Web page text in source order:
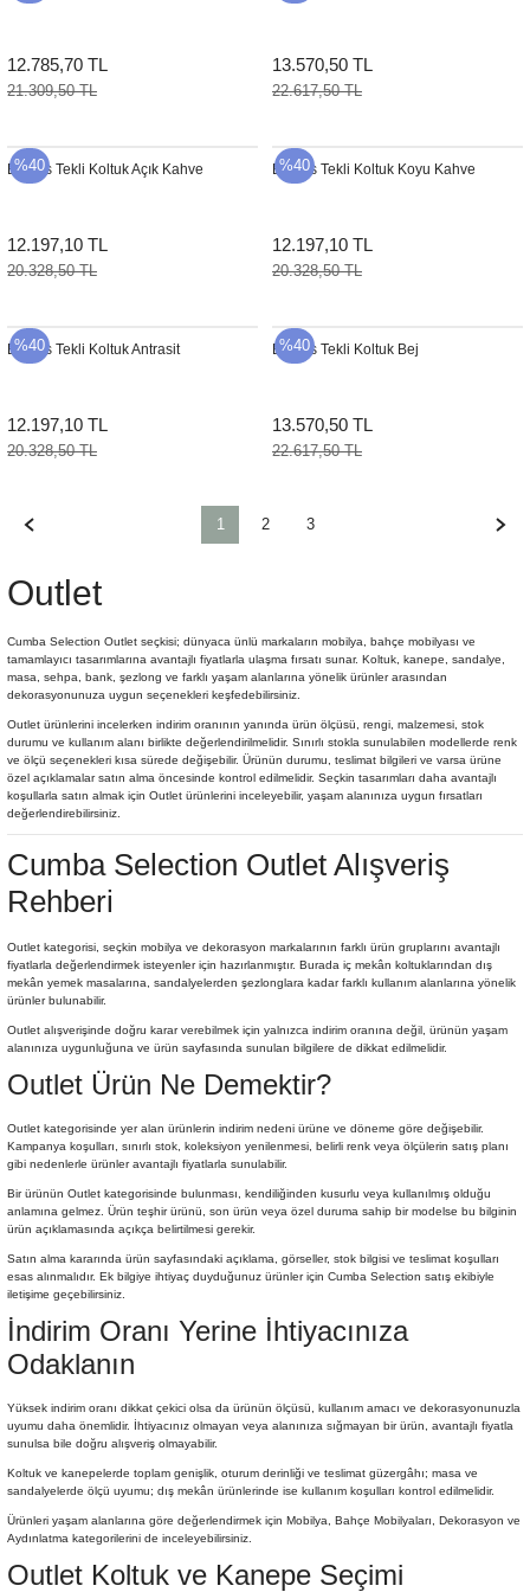
12.785,70 TL
21.309,50 TL
13.570,50 TL
22.617,50 TL
%40
Brooks Tekli Koltuk Açık Kahve
12.197,10 TL
20.328,50 TL
%40
Brooks Tekli Koltuk Koyu Kahve
12.197,10 TL
20.328,50 TL
%40
Brooks Tekli Koltuk Antrasit
12.197,10 TL
20.328,50 TL
%40
Brooks Tekli Koltuk Bej
13.570,50 TL
22.617,50 TL
1 2 3
Outlet
Cumba Selection Outlet seçkisi; dünyaca ünlü markaların mobilya, bahçe mobilyası ve
tamamlayıcı tasarımlarına avantajlı fiyatlarla ulaşma fırsatı sunar. Koltuk, kanepe, sandalye,
masa, sehpa, bank, şezlong ve farklı yaşam alanlarına yönelik ürünler arasından
dekorasyonunuza uygun seçenekleri keşfedebilirsiniz.
Outlet ürünlerini incelerken indirim oranının yanında ürün ölçüsü, rengi, malzemesi, stok
durumu ve kullanım alanı birlikte değerlendirilmelidir. Sınırlı stokla sunulabilen modellerde renk
ve ölçü seçenekleri kısa sürede değişebilir. Ürünün durumu, teslimat bilgileri ve varsa ürüne
özel açıklamalar satın alma öncesinde kontrol edilmelidir. Seçkin tasarımları daha avantajlı
koşullarla satın almak için Outlet ürünlerini inceleyebilir, yaşam alanınıza uygun fırsatları
değerlendirebilirsiniz.
Cumba Selection Outlet Alışveriş
Rehberi
Outlet kategorisi, seçkin mobilya ve dekorasyon markalarının farklı ürün gruplarını avantajlı
fiyatlarla değerlendirmek isteyenler için hazırlanmıştır. Burada iç mekân koltuklarından dış
mekân yemek masalarına, sandalyelerden şezlonglara kadar farklı kullanım alanlarına yönelik
ürünler bulunabilir.
Outlet alışverişinde doğru karar verebilmek için yalnızca indirim oranına değil, ürünün yaşam
alanınıza uygunluğuna ve ürün sayfasında sunulan bilgilere de dikkat edilmelidir.
Outlet Ürün Ne Demektir?
Outlet kategorisinde yer alan ürünlerin indirim nedeni ürüne ve döneme göre değişebilir.
Kampanya koşulları, sınırlı stok, koleksiyon yenilenmesi, belirli renk veya ölçülerin satış planı
gibi nedenlerle ürünler avantajlı fiyatlarla sunulabilir.
Bir ürünün Outlet kategorisinde bulunması, kendiliğinden kusurlu veya kullanılmış olduğu
anlamına gelmez. Ürün teşhir ürünü, son ürün veya özel duruma sahip bir modelse bu bilginin
ürün açıklamasında açıkça belirtilmesi gerekir.
Satın alma kararında ürün sayfasındaki açıklama, görseller, stok bilgisi ve teslimat koşulları
esas alınmalıdır. Ek bilgiye ihtiyaç duyduğunuz ürünler için Cumba Selection satış ekibiyle
iletişime geçebilirsiniz.
İndirim Oranı Yerine İhtiyacınıza
Odaklanın
Yüksek indirim oranı dikkat çekici olsa da ürünün ölçüsü, kullanım amacı ve dekorasyonunuzla
uyumu daha önemlidir. İhtiyacınız olmayan veya alanınıza sığmayan bir ürün, avantajlı fiyatla
sunulsa bile doğru alışveriş olmayabilir.
Koltuk ve kanepelerde toplam genişlik, oturum derinliği ve teslimat güzergâhı; masa ve
sandalyelerde ölçü uyumu; dış mekân ürünlerinde ise kullanım koşulları kontrol edilmelidir.
Ürünleri yaşam alanlarına göre değerlendirmek için Mobilya Bahçe Mobilyaları Dekorasyon ve
Aydınlatma kategorilerini de inceleyebilirsiniz.
Outlet Koltuk ve Kanepe Seçimi